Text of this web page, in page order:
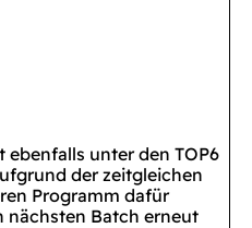
ebenfalls unter den TOP6
der zeitgleichen
Programm dafür
nächsten Batch erneut